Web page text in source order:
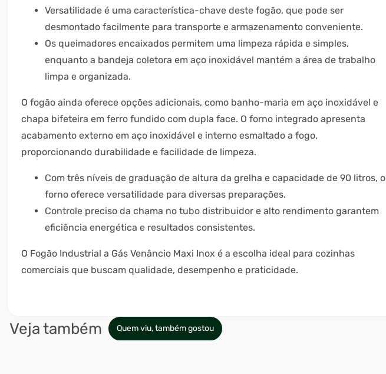
Versatilidade é uma característica-chave deste fogão, que pode ser
desmontado facilmente para transporte e armazenamento conveniente.
Os queimadores encaixados permitem uma limpeza rápida e simples,
enquanto a bandeja coletora em aço inoxidável mantém a área de trabalho
limpa e organizada.
O fogão ainda oferece opções adicionais, como banho-maria em aço inoxidável e
chapa bifeteira em ferro fundido com dupla face. O forno integrado apresenta
acabamento externo em aço inoxidável e interno esmaltado a fogo,
proporcionando durabilidade e facilidade de limpeza.
Com três níveis de graduação de altura da grelha e capacidade de 90 litros, o
forno oferece versatilidade para diversas preparações.
Controle preciso da chama no tubo distribuidor e alto rendimento garantem
eficiência energética e resultados consistentes.
O Fogão Industrial a Gás Venâncio Maxi Inox é a escolha ideal para cozinhas
comerciais que buscam qualidade, desempenho e praticidade.
Veja também Quem viu, também gostou